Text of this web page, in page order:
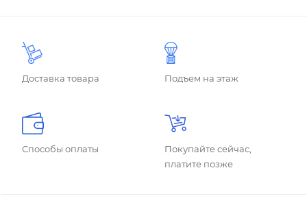
Доставка товара Подъем на этаж
Способы оплаты
Покупайте сейчас,
платите позже